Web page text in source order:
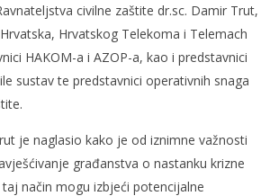
civilne zaštite dr.sc. Damir Trut,
Hrvatskog Telekoma i Telemach
HAKOM-a i AZOP-a, kao i predstavnici
sustav te predstavnici operativnih snaga
je naglasio kako je od iznimne važnosti
građanstva o nastanku krizne
način mogu izbjeći potencijalne